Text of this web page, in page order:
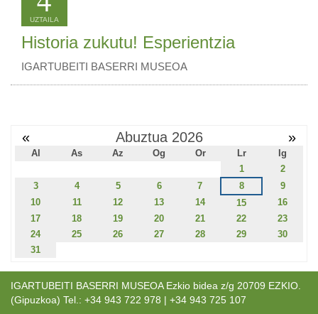
UZTAILA
Historia zukutu! Esperientzia
IGARTUBEITI BASERRI MUSEOA
« Abuztua 2026 »
Al As Az Og Or Lr
Ig
1
2
3
4 5 6 7 8
9
10
11 12 13 14 15
16
17
18 19 20 21 22
23
24
25 26 27 28 29
30
31
IGARTUBEITI BASERRI MUSEOA Ezkio bidea z/g 20709 EZKIO.
(Gipuzkoa) Tel.: +34 943 722 978 | +34 943 725 107